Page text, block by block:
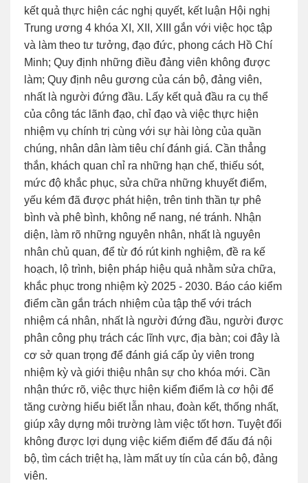
kết quả thực hiện các nghị quyết, kết luận Hội nghị
Trung ương 4 khóa XI, XII, XIII gắn với việc học tập
và làm theo tư tưởng, đạo đức, phong cách Hồ Chí
Minh; Quy định những điều đảng viên không được
làm; Quy định nêu gương của cán bộ, đảng viên,
nhất là người đứng đầu. Lấy kết quả đầu ra cụ thể
của công tác lãnh đạo, chỉ đạo và việc thực hiện
nhiệm vụ chính trị cùng với sự hài lòng của quần
chúng, nhân dân làm tiêu chí đánh giá. Cần thẳng
thắn, khách quan chỉ ra những hạn chế, thiếu sót,
mức độ khắc phục, sửa chữa những khuyết điểm,
yếu kém đã được phát hiện, trên tinh thần tự phê
bình và phê bình, không nể nang, né tránh. Nhận
diện, làm rõ những nguyên nhân, nhất là nguyên
nhân chủ quan, để từ đó rút kinh nghiệm, đề ra kế
hoạch, lộ trình, biện pháp hiệu quả nhằm sửa chữa,
khắc phục trong nhiệm kỳ 2025 - 2030. Báo cáo kiểm
điểm cần gắn trách nhiệm của tập thể với trách
nhiệm cá nhân, nhất là người đứng đầu, người được
phân công phụ trách các lĩnh vực, địa bàn; coi đây là
cơ sở quan trọng để đánh giá cấp ủy viên trong
nhiệm kỳ và giới thiệu nhân sự cho khóa mới. Cần
nhận thức rõ, việc thực hiện kiểm điểm là cơ hội để
tăng cường hiểu biết lẫn nhau, đoàn kết, thống nhất,
giúp xây dựng môi trường làm việc tốt hơn. Tuyệt đối
không được lợi dụng việc kiểm điểm để đấu đá nội
bộ, tìm cách triệt hạ, làm mất uy tín của cán bộ, đảng
viên.